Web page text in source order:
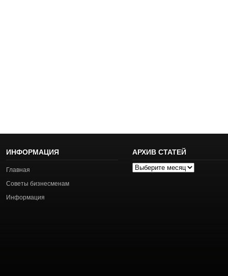
ИНФОРМАЦИЯ
Главная
Советы бизнесменам
Информация
АРХИВ СТАТЕЙ
Архив